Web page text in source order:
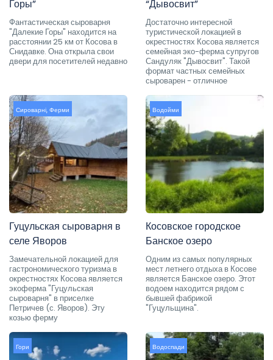
Горы”
Фантастическая сыроварня
"Далекие Горы" находится на
расстоянии 25 км от Косова в
Снидавке. Она открыла свои
двери для посетителей недавно
“Дывосвит”
Достаточно интересной
туристической локацией в
окрестностях Косова является
семейная эко-ферма супругов
Сандуляк "Дывосвит". Такой
формат частных семейных
сыроварен - отличное
Сироварні, Ферми
Гуцульская сыроварня в
селе Яворов
Замечательной локацией для
гастрономического туризма в
окрестностях Косова является
экоферма "Гуцульская
сыроварня" в приселке
Петричев (с. Яворов). Эту
козью ферму
Водойми
Косовское городское
Банское озеро
Одним из самых популярных
мест летнего отдыха в Косове
является Банское озеро. Этот
водоем находится рядом с
бывшей фабрикой
"Гуцульщина".
Гори Водоспади